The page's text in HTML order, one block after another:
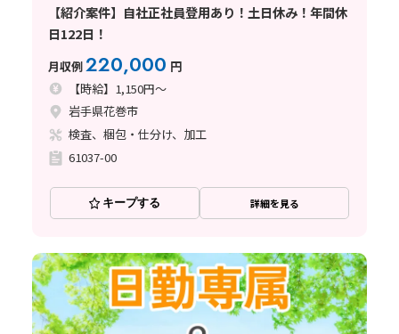
【紹介案件】自社正社員登用あり！土日休み！年間休
日122日！
月収例220,000 円
【時給】1,150円～
岩手県花巻市
検査、梱包・仕分け、加工
61037-00
キープする 詳細を見る